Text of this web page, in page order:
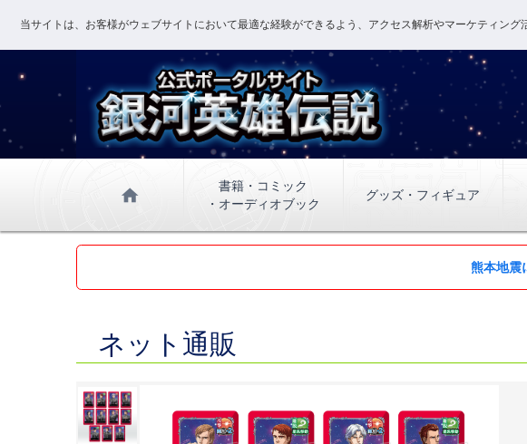
当サイトは、お客様がウェブサイトにおいて最適な経験ができるよう、アクセス解析やマーケティング
home
書籍・コミック
・オーディオブック
グッズ・フィギュア
熊本地震
ネット通販